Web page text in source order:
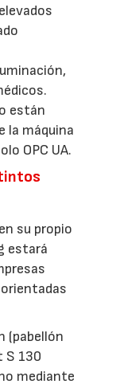
están
la máquina
OPC UA.
su propio
estará
(pabellón
S 130
mediante